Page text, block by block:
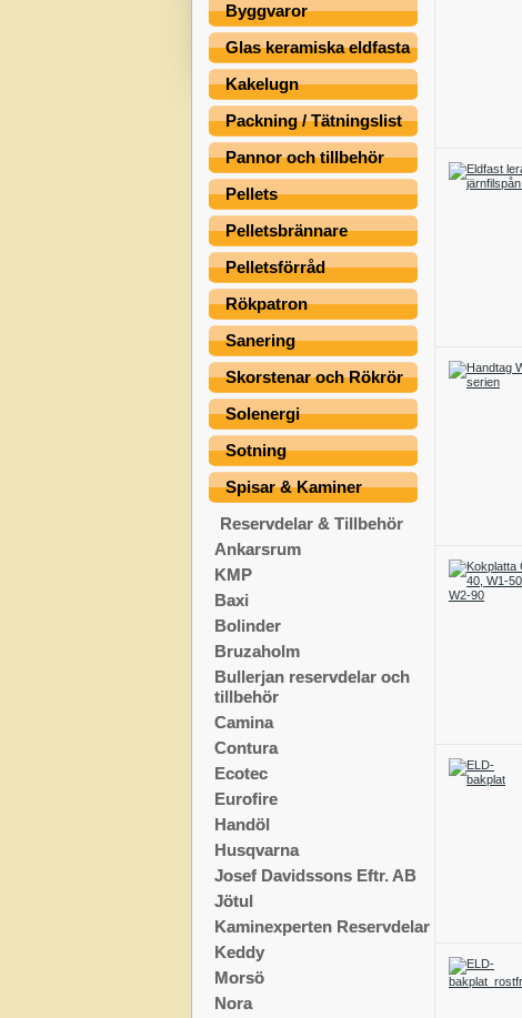
Byggvaror
Glas keramiska eldfasta
Kakelugn
Packning / Tätningslist
Pannor och tillbehör
Pellets
Pelletsbrännare
Pelletsförråd
Rökpatron
Sanering
Skorstenar och Rökrör
Solenergi
Sotning
Spisar & Kaminer
Reservdelar & Tillbehör
Ankarsrum
KMP
Baxi
Bolinder
Bruzaholm
Bullerjan reservdelar och
tillbehör
Camina
Contura
Ecotec
Eurofire
Handöl
Husqvarna
Josef Davidssons Eftr. AB
Jötul
Kaminexperten Reservdelar
Keddy
Morsö
Nora